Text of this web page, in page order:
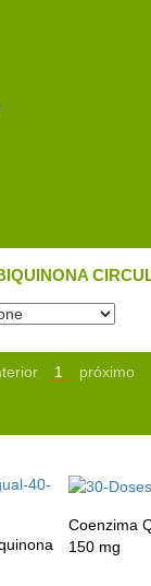
1 próximo
Coenzima
150 mg